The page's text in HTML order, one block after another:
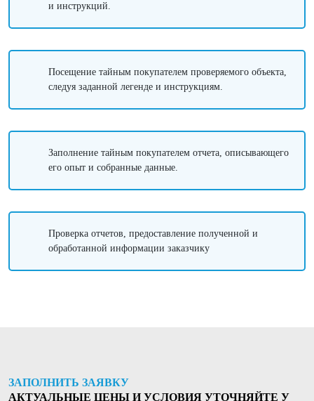
и инструкций.
Посещение тайным покупателем проверяемого объекта,
следуя заданной легенде и инструкциям.
Заполнение тайным покупателем отчета, описывающего
его опыт и собранные данные.
Проверка отчетов, предоставление полученной и
обработанной информации заказчику
ЗАПОЛНИТЬ ЗАЯВКУ
АКТУАЛЬНЫЕ ЦЕНЫ И УСЛОВИЯ УТОЧНЯЙТЕ У